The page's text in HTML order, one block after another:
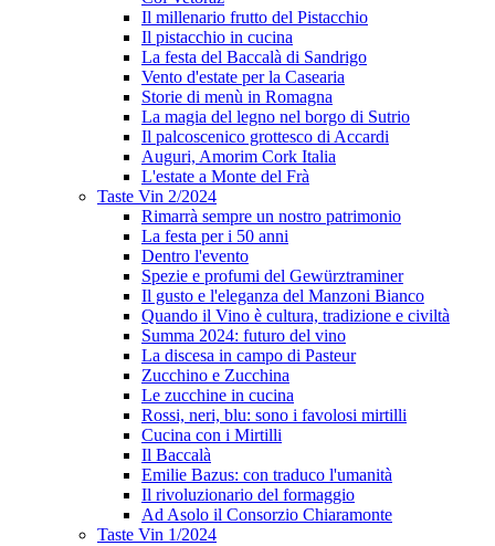
Il millenario frutto del Pistacchio
Il pistacchio in cucina
La festa del Baccalà di Sandrigo
Vento d'estate per la Casearia
Storie di menù in Romagna
La magia del legno nel borgo di Sutrio
Il palcoscenico grottesco di Accardi
Auguri, Amorim Cork Italia
L'estate a Monte del Frà
Taste Vin 2/2024
Rimarrà sempre un nostro patrimonio
La festa per i 50 anni
Dentro l'evento
Spezie e profumi del Gewürztraminer
Il gusto e l'eleganza del Manzoni Bianco
Quando il Vino è cultura, tradizione e civiltà
Summa 2024: futuro del vino
La discesa in campo di Pasteur
Zucchino e Zucchina
Le zucchine in cucina
Rossi, neri, blu: sono i favolosi mirtilli
Cucina con i Mirtilli
Il Baccalà
Emilie Bazus: con traduco l'umanità
Il rivoluzionario del formaggio
Ad Asolo il Consorzio Chiaramonte
Taste Vin 1/2024